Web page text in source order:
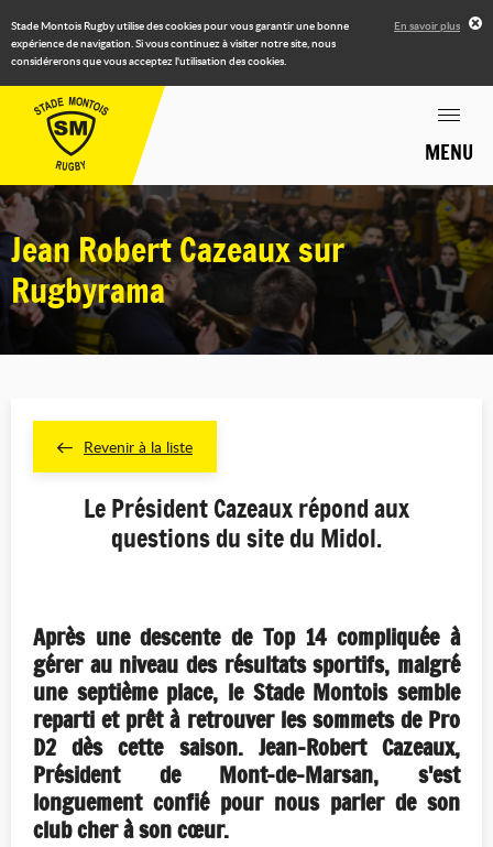
Stade Montois Rugby utilise des cookies pour vous garantir une bonne
expérience de navigation. Si vous continuez à visiter notre site, nous
considérerons que vous acceptez l'utilisation des cookies.
En savoir plus
MENU
Jean Robert Cazeaux sur
Rugbyrama
Revenir à la liste
Le Président Cazeaux répond aux
questions du site du Midol.
Après une descente de Top 14 compliquée à
gérer au niveau des résultats sportifs, malgré
une septième place, le Stade Montois semble
reparti et prêt à retrouver les sommets de Pro
D2 dès cette saison. Jean-Robert Cazeaux,
Président de Mont-de-Marsan, s'est
longuement confié pour nous parler de son
club cher à son cœur.